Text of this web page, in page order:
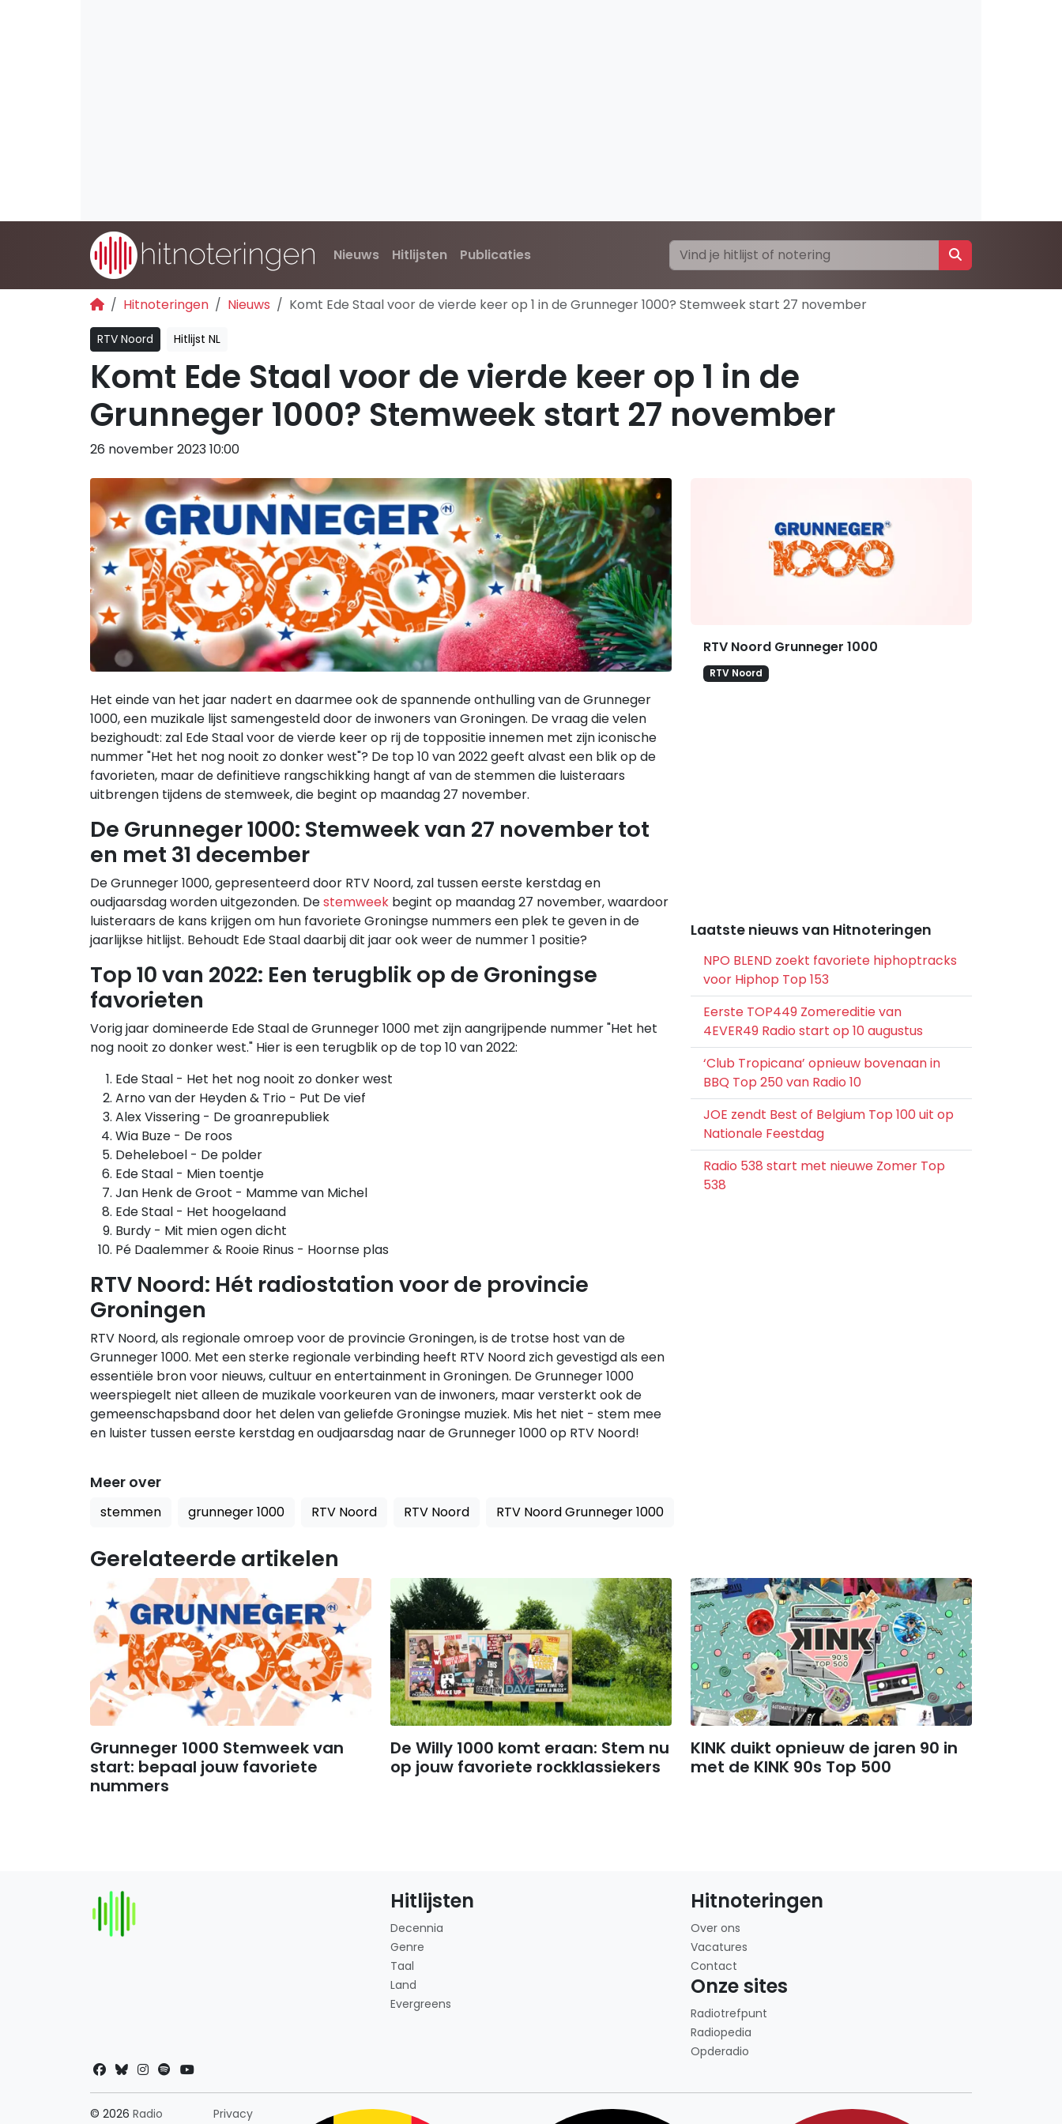
Nieuws Hitlijsten Publicaties
Hitnoteringen Nieuws Komt Ede Staal voor de vierde keer op 1 in de Grunneger 1000? Stemweek start 27 november
RTV Noord Hitlijst NL
Komt Ede Staal voor de vierde keer op 1 in de
Grunneger 1000? Stemweek start 27 november
26 november 2023 10:00
Het einde van het jaar nadert en daarmee ook de spannende onthulling van de Grunneger
1000, een muzikale lijst samengesteld door de inwoners van Groningen. De vraag die velen
bezighoudt: zal Ede Staal voor de vierde keer op rij de toppositie innemen met zijn iconische
nummer "Het het nog nooit zo donker west"? De top 10 van 2022 geeft alvast een blik op de
favorieten, maar de definitieve rangschikking hangt af van de stemmen die luisteraars
uitbrengen tijdens de stemweek, die begint op maandag 27 november.
De Grunneger 1000: Stemweek van 27 november tot
en met 31 december
De Grunneger 1000, gepresenteerd door RTV Noord, zal tussen eerste kerstdag en
oudjaarsdag worden uitgezonden. Destemweek begint op maandag 27 november, waardoor
luisteraars de kans krijgen om hun favoriete Groningse nummers een plek te geven in de
jaarlijkse hitlijst. Behoudt Ede Staal daarbij dit jaar ook weer de nummer 1 positie?
Top 10 van 2022: Een terugblik op de Groningse
favorieten
Vorig jaar domineerde Ede Staal de Grunneger 1000 met zijn aangrijpende nummer "Het het
nog nooit zo donker west." Hier is een terugblik op de top 10 van 2022:
Ede Staal - Het het nog nooit zo donker west
Arno van der Heyden & Trio - Put De vief
Alex Vissering - De groanrepubliek
Wia Buze - De roos
Deheleboel - De polder
Ede Staal - Mien toentje
Jan Henk de Groot - Mamme van Michel
Ede Staal - Het hoogelaand
Burdy - Mit mien ogen dicht
Pé Daalemmer & Rooie Rinus - Hoornse plas
RTV Noord: Hét radiostation voor de provincie
Groningen
RTV Noord, als regionale omroep voor de provincie Groningen, is de trotse host van de
Grunneger 1000. Met een sterke regionale verbinding heeft RTV Noord zich gevestigd als een
essentiële bron voor nieuws, cultuur en entertainment in Groningen. De Grunneger 1000
weerspiegelt niet alleen de muzikale voorkeuren van de inwoners, maar versterkt ook de
gemeenschapsband door het delen van geliefde Groningse muziek. Mis het niet - stem mee
en luister tussen eerste kerstdag en oudjaarsdag naar de Grunneger 1000 op RTV Noord!
RTV Noord Grunneger 1000
RTV Noord
Laatste nieuws van Hitnoteringen
NPO BLEND zoekt favoriete hiphoptracks
voor Hiphop Top 153
Eerste TOP449 Zomereditie van
4EVER49 Radio start op 10 augustus
‘Club Tropicana’ opnieuw bovenaan in
BBQ Top 250 van Radio 10
JOE zendt Best of Belgium Top 100 uit op
Nationale Feestdag
Radio 538 start met nieuwe Zomer Top
538
Meer over
stemmen grunneger 1000 RTV Noord RTV Noord RTV Noord Grunneger 1000
Gerelateerde artikelen
Grunneger 1000 Stemweek van
start: bepaal jouw favoriete
nummers
De Willy 1000 komt eraan: Stem nu
op jouw favoriete rockklassiekers
KINK duikt opnieuw de jaren 90 in
met de KINK 90s Top 500
Hitlijsten
Decennia
Genre
Taal
Land
Evergreens
Hitnoteringen
Over ons
Vacatures
Contact
Onze sites
Radiotrefpunt
Radiopedia
Opderadio
© 2026 Radio
PrivacyLandkeuze